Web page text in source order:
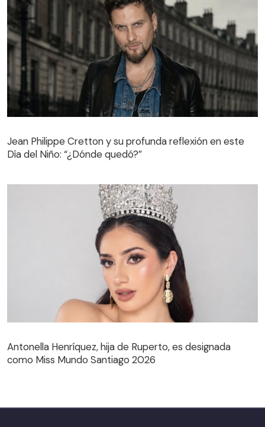
Jean Philippe Cretton y su profunda reflexión en este
Día del Niño: “¿Dónde quedó?”
Antonella Henríquez, hija de Ruperto, es designada
como Miss Mundo Santiago 2026